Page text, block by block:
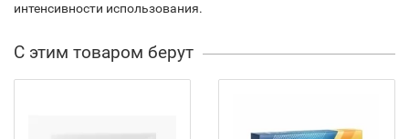
интенсивности использования.
С этим товаром берут